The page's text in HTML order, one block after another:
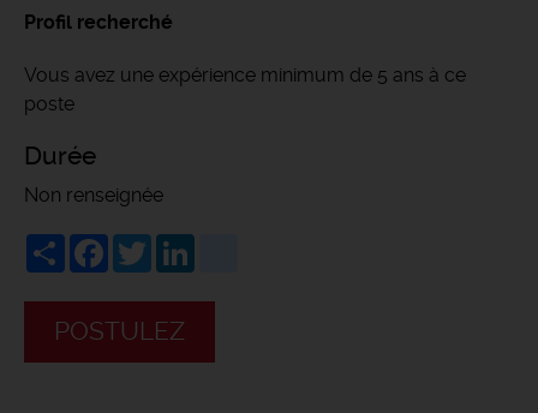
Profil recherché
Vous avez une expérience minimum de 5 ans à ce
poste
Durée
Non renseignée
ShareFacebook
Twitter
POSTULEZ